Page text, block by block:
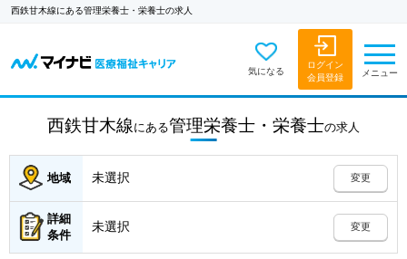
西鉄甘木線にある管理栄養士・栄養士の求人
気になる
ログイン
会員登録
メニュー
西鉄甘木線 にある管理栄養士・栄養士の求人
地域 未選択 変更
詳細
条件
未選択 変更